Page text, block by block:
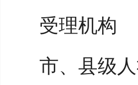
受理机构
市、县级